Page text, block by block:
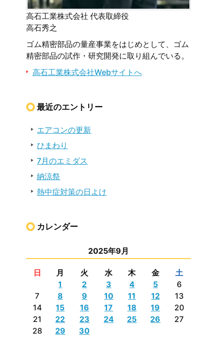
高石工業株式会社 代表取締役
高石秀之
ゴム精密部品の量産事業をはじめとして、ゴム
精密部品の試作・研究開発に取り組んでいる。
高石工業株式会社Webサイトへ
最近のエントリー
エアコンの更新
ひまわり
7月のエミダス
納涼祭
熱中症対策の日よけ
カレンダー
2025年9月
日 月 火 水 木 金
土
1
2 3 4 5
6
7
8 9 10 11 12
13
14
15 16 17 18 19
20
21
22 23 24 25 26
27
28
29
30